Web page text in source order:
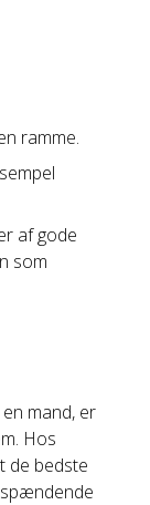
ramme.
af gode
som
mand, er
Hos
de bedste